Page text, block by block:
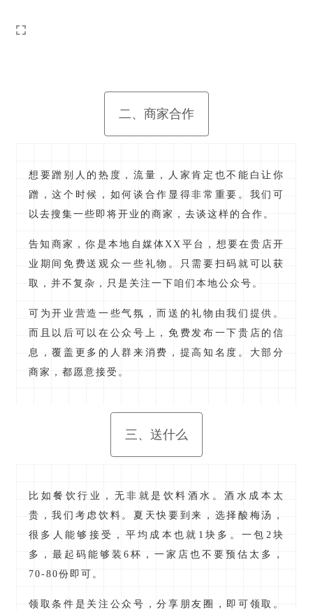
二、商家合作
想要蹭别人的热度，流量，人家肯定也不能白让你
蹭，这个时候，如何谈合作显得非常重要。我们可
以去搜集一些即将开业的商家，去谈这样的合作。
告知商家，你是本地自媒体XX平台，想要在贵店开
业期间免费送观众一些礼物。只需要扫码就可以获
取，并不复杂，只是关注一下咱们本地公众号。
可为开业营造一些气氛，而送的礼物由我们提供。
而且以后可以在公众号上，免费发布一下贵店的信
息，覆盖更多的人群来消费，提高知名度。大部分
商家，都愿意接受。
三、送什么
比如餐饮行业，无非就是饮料酒水。酒水成本太
贵，我们考虑饮料。夏天快要到来，选择酸梅汤，
很多人能够接受，平均成本也就1块多。一包2块
多，最起码能够装6杯，一家店也不要预估太多，
70-80份即可。
领取条件是关注公众号，分享朋友圈，即可领取。